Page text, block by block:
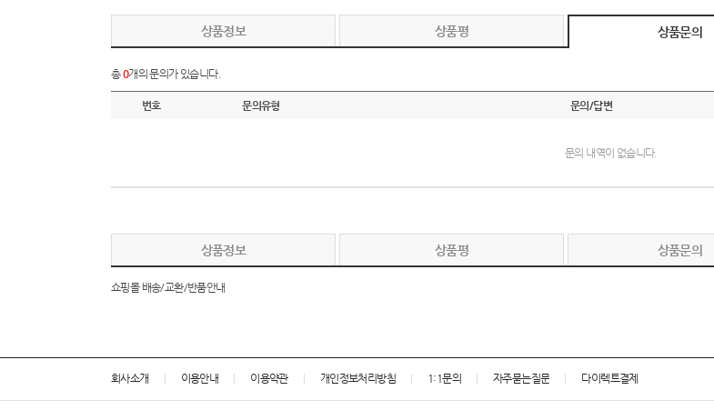
상품정보 상품평 상품문의
총0개의 문의가 있습니다.
번호 문의유형 문의/답변
문의 내역이 없습니다.
상품정보 상품평 상품문의
쇼핑몰 배송/교환/반품안내
회사소개 이용안내 이용약관 개인정보처리방침 1:1문의 자주묻는질문 다이렉트결제